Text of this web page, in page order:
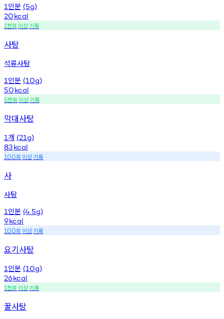
1 인분 (5g)
20kcal
1천회 이상기록
사탕
석류사탕
1 인분 (10g)
50kcal
5천회 이상기록
막대사탕
1 개 (21g)
83kcal
100회 이상기록
사
사탕
1 인분 (4.5g)
9kcal
100회 이상기록
요기사탕
1 인분 (10g)
26kcal
1천회 이상기록
꿀사탕